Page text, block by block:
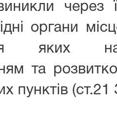
через
органи
яких
та
пунктів (ст.21